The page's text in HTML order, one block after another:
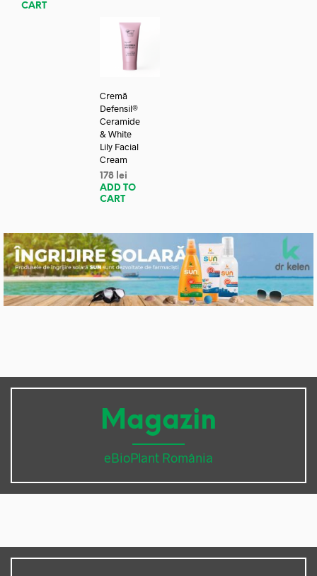
CART
Cremă
Defensil®
Ceramide
& White
Lily Facial
Cream
178 lei
ADD TO
CART
Magazin
eBioPlant România